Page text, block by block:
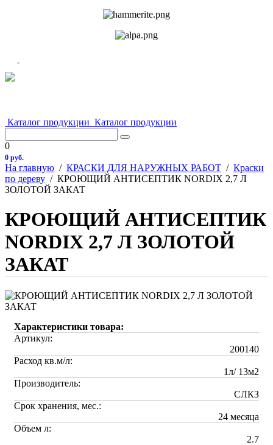
Каталог продукции Каталог продукции
0
0 руб.
На главную / КРАСКИ ДЛЯ НАРУЖНЫХ РАБОТ / Краски
по дереву / КРОЮЩИЙ АНТИСЕПТИК NORDIX 2,7 Л
ЗОЛОТОЙ ЗАКАТ
КРОЮЩИЙ АНТИСЕПТИК
NORDIX 2,7 Л ЗОЛОТОЙ
ЗАКАТ
Характеристики товара:
Артикул:
200140
Расход кв.м/л:
1л/ 13м2
Производитель:
СЛКЗ
Срок хранения, мес.:
24 месяца
Объем л:
2.7